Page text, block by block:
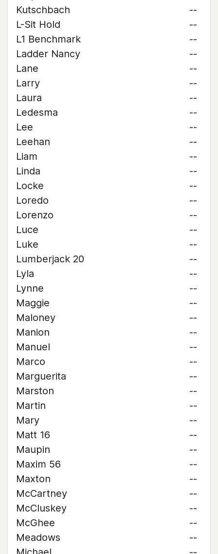
Kutschbach
--
L-Sit Hold
--
L1 Benchmark
--
Ladder Nancy
--
Lane
--
Larry
--
Laura
--
Ledesma
--
Lee
--
Leehan
--
Liam
--
Linda
--
Locke
--
Loredo
--
Lorenzo
--
Luce
--
Luke
--
Lumberjack 20
--
Lyla
--
Lynne
--
Maggie
--
Maloney
--
Manion
--
Manuel
--
Marco
--
Marguerita
--
Marston
--
Martin
--
Mary
--
Matt 16
--
Maupin
--
Maxim 56
--
Maxton
--
McCartney
--
McCluskey
--
McGhee
--
Meadows
--